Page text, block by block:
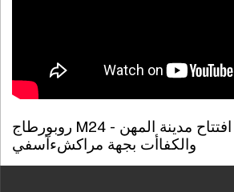
روبورطاج M24 - تامنصورت تحتضن افتتاح مدينة المهن
والكفاأت بجهة مراكشءآسفي